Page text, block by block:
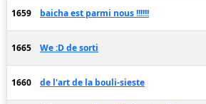
1659 baicha est parmi nous !!!!!!
1665 We :D de sorti
1660 de l'art de la bouli-sieste